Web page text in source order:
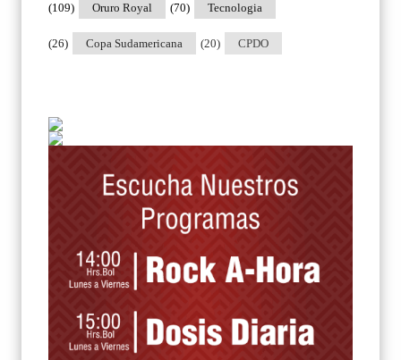
Oruro Royal
(109) Tecnologia
(70)
Copa Sudamericana
(26) CPDO
(20)